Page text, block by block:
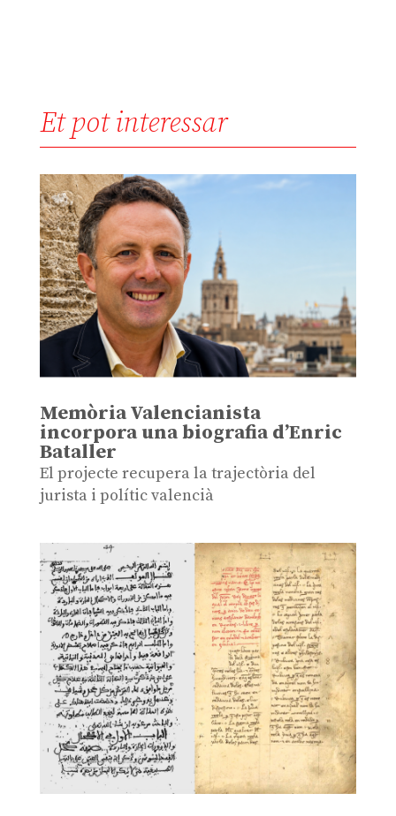
Et pot interessar
Memòria Valencianista
incorpora una biografia d’Enric
Bataller
El projecte recupera la trajectòria del
jurista i polític valencià